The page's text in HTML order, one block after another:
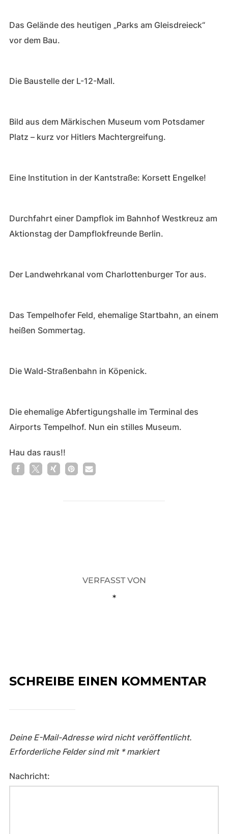
Das Gelände des heutigen „Parks am Gleisdreieck“
vor dem Bau.
Die Baustelle der L-12-Mall.
Bild aus dem Märkischen Museum vom Potsdamer
Platz – kurz vor Hitlers Machtergreifung.
Eine Institution in der Kantstraße: Korsett Engelke!
Durchfahrt einer Dampflok im Bahnhof Westkreuz am
Aktionstag der Dampflokfreunde Berlin.
Der Landwehrkanal vom Charlottenburger Tor aus.
Das Tempelhofer Feld, ehemalige Startbahn, an einem
heißen Sommertag.
Die Wald-Straßenbahn in Köpenick.
Die ehemalige Abfertigungshalle im Terminal des
Airports Tempelhof. Nun ein stilles Museum.
Hau das raus!!
VERFASST VON
*
SCHREIBE EINEN KOMMENTAR
Deine E-Mail-Adresse wird nicht veröffentlicht.
Erforderliche Felder sind mit *markiert
Nachricht: